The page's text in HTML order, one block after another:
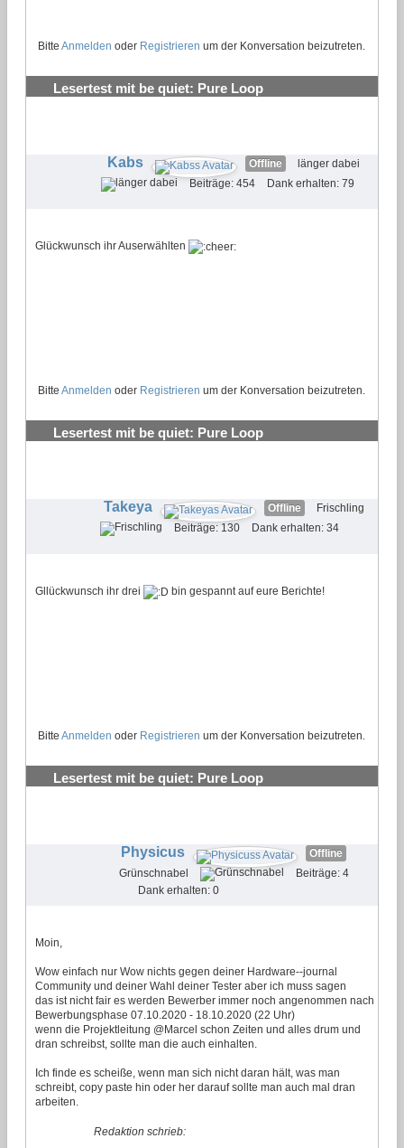
Bitte Anmelden oder Registrieren um der Konversation beizutreten.
Lesertest mit be quiet: Pure Loop
Kabs Offline
länger dabei
Beiträge: 454
Dank erhalten: 79
Glückwunsch ihr Auserwählten
Bitte Anmelden oder Registrieren um der Konversation beizutreten.
Lesertest mit be quiet: Pure Loop
Takeya Offline
Frischling
Beiträge: 130
Dank erhalten: 34
Gllückwunsch ihr drei bin gespannt auf eure Berichte!
Bitte Anmelden oder Registrieren um der Konversation beizutreten.
Lesertest mit be quiet: Pure Loop
Physicus
Offline
Grünschnabel
Beiträge: 4
Dank erhalten: 0
Moin,
Wow einfach nur Wow nichts gegen deiner Hardware--journal
Community und deiner Wahl deiner Tester aber ich muss sagen
das ist nicht fair es werden Bewerber immer noch angenommen nach
Bewerbungsphase 07.10.2020 - 18.10.2020 (22 Uhr)
wenn die Projektleitung @Marcel schon Zeiten und alles drum und
dran schreibst, sollte man die auch einhalten.
Ich finde es scheiße, wenn man sich nicht daran hält, was man
schreibt, copy paste hin oder her darauf sollte man auch mal dran
arbeiten.
Redaktion schrieb: